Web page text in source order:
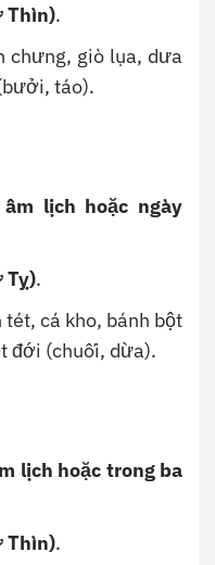
Thìn).
chưng, giò lụa, dưa
táo).
lịch hoặc ngày
Tỵ).
tét, cá kho, bánh bột
đới (chuối, dừa).
lịch hoặc trong ba
Thìn).